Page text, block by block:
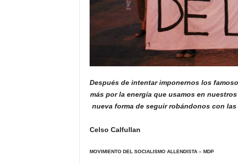
Después de intentar imponernos los
más por la energía que usamos en
nueva forma de seguir robándonos con
Celso Calfullan
MOVIMIENTO DEL SOCIALISMO ALLENDISTA – MDP